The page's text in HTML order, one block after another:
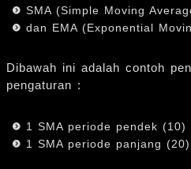
SMA (Simple Moving
dan EMA (Exponential
Dibawah ini adalah contoh
pengaturan :
1 SMA periode pendek (10)
1 SMA periode panjang